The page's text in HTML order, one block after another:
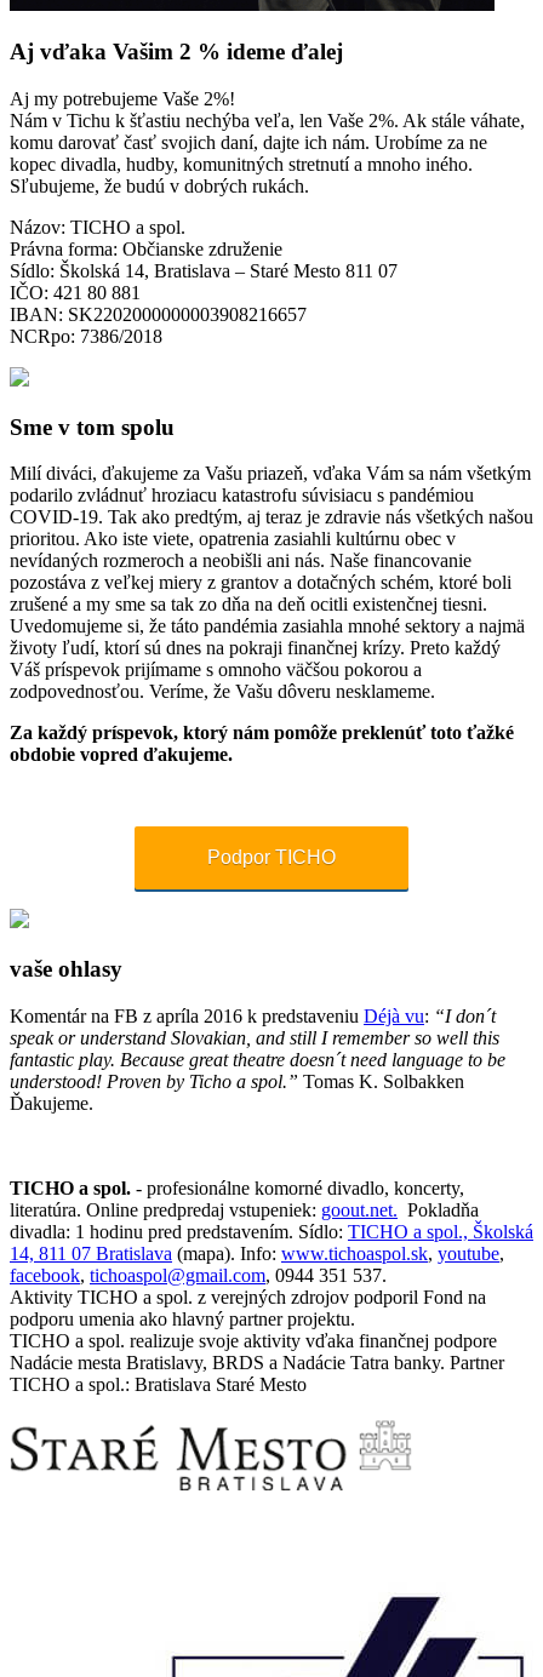
Aj vďaka Vašim 2 % ideme ďalej
Aj my potrebujeme Vaše 2%!
Nám v Tichu k šťastiu nechýba veľa, len Vaše 2%. Ak stále váhate,
komu darovať časť svojich daní, dajte ich nám. Urobíme za ne
kopec divadla, hudby, komunitných stretnutí a mnoho iného.
Sľubujeme, že budú v dobrých rukách.
Názov: TICHO a spol.
Právna forma: Občianske združenie
Sídlo: Školská 14, Bratislava – Staré Mesto 811 07
IČO: 421 80 881
IBAN: SK2202000000003908216657
NCRpo: 7386/2018
Sme v tom spolu
Milí diváci, ďakujeme za Vašu priazeň, vďaka Vám sa nám všetkým
podarilo zvládnuť hroziacu katastrofu súvisiacu s pandémiou
COVID-19. Tak ako predtým, aj teraz je zdravie nás všetkých našou
prioritou. Ako iste viete, opatrenia zasiahli kultúrnu obec v
nevídaných rozmeroch a neobišli ani nás. Naše financovanie
pozostáva z veľkej miery z grantov a dotačných schém, ktoré boli
zrušené a my sme sa tak zo dňa na deň ocitli existenčnej tiesni.
Uvedomujeme si, že táto pandémia zasiahla mnohé sektory a najmä
životy ľudí, ktorí sú dnes na pokraji finančnej krízy. Preto každý
Váš príspevok prijímame s omnoho väčšou pokorou a
zodpovednosťou. Veríme, že Vašu dôveru nesklameme.
Za každý príspevok, ktorý nám pomôže preklenúť toto ťažké
obdobie vopred ďakujeme.
Podpor TICHO
vaše ohlasy
Komentár na FB z apríla 2016 k predstaveniu Déjà vu: “I don´t
speak or understand Slovakian, and still I remember so well this
fantastic play. Because great theatre doesn´t need language to be
understood! Proven by Ticho a spol.” Tomas K. Solbakken
Ďakujeme.
TICHO a spol. - profesionálne komorné divadlo, koncerty,
literatúra. Online predpredaj vstupeniek: goout.net. Pokladňa
divadla: 1 hodinu pred predstavením. Sídlo: TICHO a spol., Školská
14, 811 07 Bratislava (mapa). Info: www.tichoaspol.sk, youtube,
facebook, tichoaspol@gmail.com, 0944 351 537.
Aktivity TICHO a spol. z verejných zdrojov podporil Fond na
podporu umenia ako hlavný partner projektu.
TICHO a spol. realizuje svoje aktivity vďaka finančnej podpore
Nadácie mesta Bratislavy, BRDS a Nadácie Tatra banky. Partner
TICHO a spol.: Bratislava Staré Mesto